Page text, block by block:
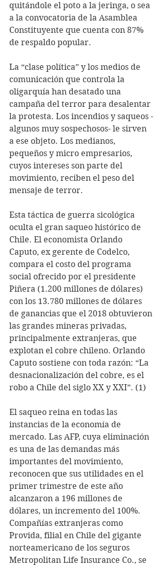
quitándole el poto a la jeringa, o sea
a la convocatoria de la Asamblea
Constituyente que cuenta con 87%
de respaldo popular.
La “clase política” y los medios de
comunicación que controla la
oligarquía han desatado una
campaña del terror para desalentar
la protesta. Los incendios y saqueos -
algunos muy sospechosos- le sirven
a ese objeto. Los medianos,
pequeños y micro empresarios,
cuyos intereses son parte del
movimiento, reciben el peso del
mensaje de terror.
Esta táctica de guerra sicológica
oculta el gran saqueo histórico de
Chile. El economista Orlando
Caputo, ex gerente de Codelco,
compara el costo del programa
social ofrecido por el presidente
Piñera (1.200 millones de dólares)
con los 13.780 millones de dólares
de ganancias que el 2018 obtuvieron
las grandes mineras privadas,
principalmente extranjeras, que
explotan el cobre chileno. Orlando
Caputo sostiene con toda razón: “La
desnacionalización del cobre, es el
robo a Chile del siglo XX y XXI”. (1)
El saqueo reina en todas las
instancias de la economía de
mercado. Las AFP, cuya eliminación
es una de las demandas más
importantes del movimiento,
reconocen que sus utilidades en el
primer trimestre de este año
alcanzaron a 196 millones de
dólares, un incremento del 100%.
Compañías extranjeras como
Provida, filial en Chile del gigante
norteamericano de los seguros
Metropolitan Life Insurance Co., se